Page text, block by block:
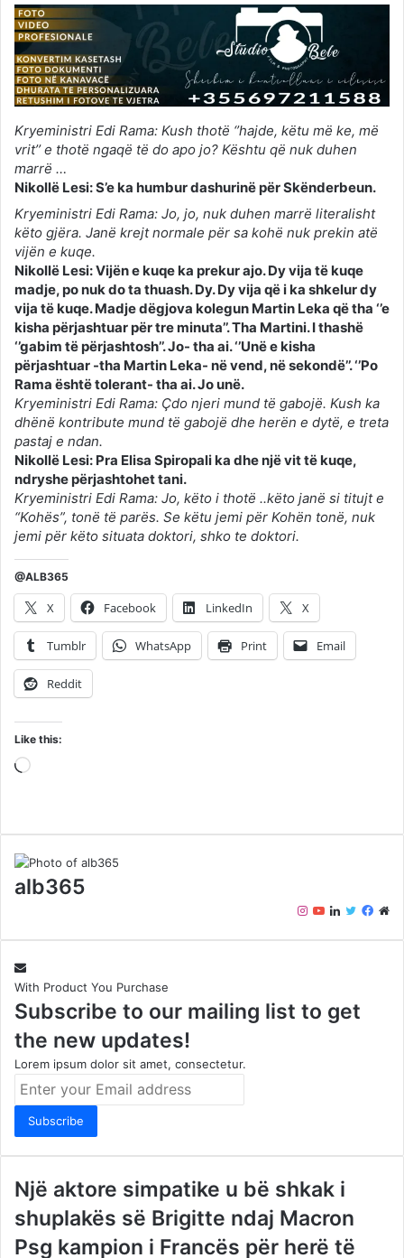
Kryeministri Edi Rama: Kush thotë ‘’hajde, këtu më ke, më
vrit’’ e thotë ngaqë të do apo jo? Kështu që nuk duhen
marrë …
Nikollë Lesi: S’e ka humbur dashurinë për Skënderbeun.
Kryeministri Edi Rama: Jo, jo, nuk duhen marrë literalisht
këto gjëra. Janë krejt normale për sa kohë nuk prekin atë
vijën e kuqe.
Nikollë Lesi: Vijën e kuqe ka prekur ajo. Dy vija të kuqe
madje, po nuk do ta thuash. Dy. Dy vija që i ka shkelur dy
vija të kuqe. Madje dëgjova kolegun Martin Leka që tha ‘’e
kisha përjashtuar për tre minuta’’. Tha Martini. I thashë
‘’gabim të përjashtosh’’. Jo- tha ai. ‘’Unë e kisha
përjashtuar -tha Martin Leka- në vend, në sekondë’’. ‘’Po
Rama është tolerant- tha ai. Jo unë.
Kryeministri Edi Rama: Çdo njeri mund të gabojë. Kush ka
dhënë kontribute mund të gabojë dhe herën e dytë, e treta
pastaj e ndan.
Nikollë Lesi: Pra Elisa Spiropali ka dhe një vit të kuqe,
ndryshe përjashtohet tani.
Kryeministri Edi Rama: Jo, këto i thotë ..këto janë si titujt e
“Kohës”, tonë të parës. Se këtu jemi për Kohën tonë, nuk
jemi për këto situata doktori, shko te doktori.
@ALB365
X Facebook LinkedIn X
Tumblr WhatsApp Print Email
Reddit
Like this:
Loading…
alb365
Twitter
LinkedIn
YouTube
Instagram
With Product You Purchase
Subscribe to our mailing list to get
the new updates!
Lorem ipsum dolor sit amet, consectetur.
Enter
your
Email
address
Një aktore simpatike u bë shkak i
shuplakës së Brigitte ndaj Macron
Psg kampion i Francës për herë të